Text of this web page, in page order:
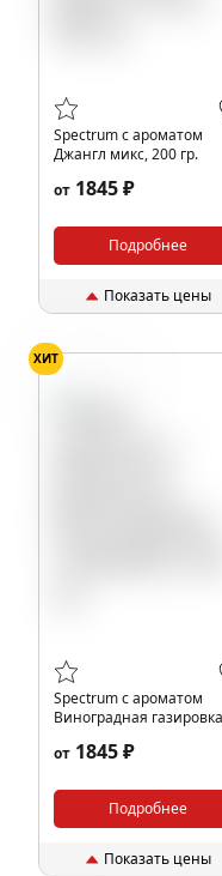
Spectrum с ароматом
Джангл микс, 200 гр.
от 1845 ₽
Подробнее
Показать цены
ХИТ
Spectrum с ароматом
Виноградная
от 1845 ₽
Подробнее
Показать цены